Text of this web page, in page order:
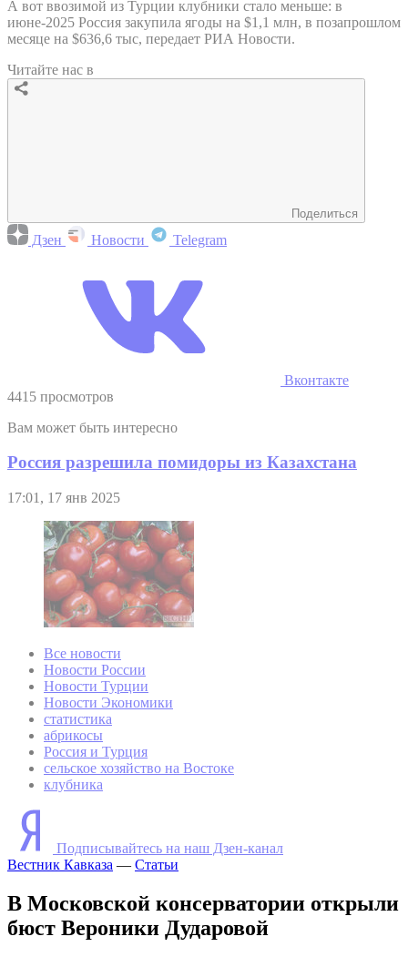
А вот ввозимой из Турции клубники стало меньше: в
июне-2025 Россия закупила ягоды на $1,1 млн, в позапрошлом
месяце на $636,6 тыс, передает РИА Новости.
Читайте нас в
Поделиться
Дзен Новости Telegram
Вконтакте
4415 просмотров
Вам может быть интересно
Россия разрешила помидоры из Казахстана
17:01, 17 янв 2025
Все новости
Новости России
Новости Турции
Новости Экономики
статистика
абрикосы
Россия и Турция
сельское хозяйство на Востоке
клубника
Подписывайтесь на наш Дзен-канал
Вестник Кавказа — Статьи
В Московской консерватории открыли
бюст Вероники Дударовой